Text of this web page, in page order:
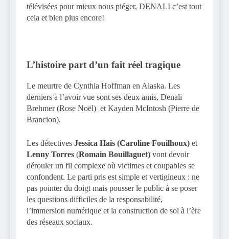
télévisées pour mieux nous piéger, DENALI c’est tout
cela et bien plus encore!
L’histoire part d’un fait réel tragique
Le meurtre de Cynthia Hoffman en Alaska. Les
derniers à l’avoir vue sont ses deux amis, Denali
Brehmer (Rose Noël) et Kayden McIntosh (Pierre de
Brancion).
Les détectives Jessica Hais (Caroline Fouilhoux) et
Lenny Torres (Romain Bouillaguet) vont devoir
dérouler un fil complexe où victimes et coupables se
confondent. Le parti pris est simple et vertigineux : ne
pas pointer du doigt mais pousser le public à se poser
les questions difficiles de la responsabilité,
l’immersion numérique et la construction de soi à l’ère
des réseaux sociaux.